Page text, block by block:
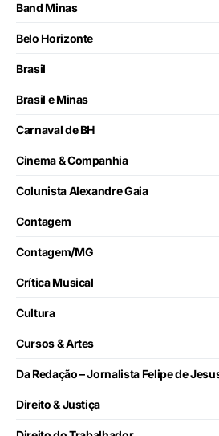
Band Minas
Belo Horizonte
Brasil
Brasil e Minas
Carnaval de BH
Cinema & Companhia
Colunista Alexandre Gaia
Contagem
Contagem/MG
Crítica Musical
Cultura
Cursos & Artes
Da Redação – Jornalista Felipe de
Direito & Justiça